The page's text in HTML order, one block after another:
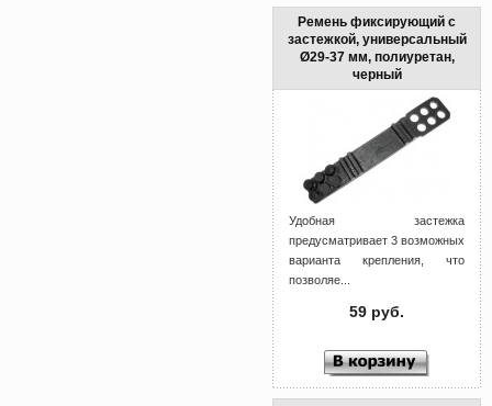
Ремень фиксирующий с
застежкой, универсальный
Ø29-37 мм, полиуретан,
черный
Удобная застежка
предусматривает 3 возможных
варианта крепления, что
позволяе...
59 руб.